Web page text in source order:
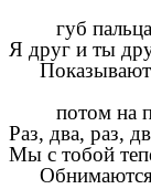
губ
Я друг и
потом на
Раз, два, раз,
Мы с